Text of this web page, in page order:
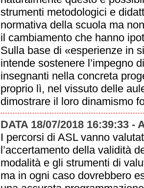
strumenti metodologici e
normativa della scuola ma
il cambiamento che hanno
Sulla base di «esperienze in
intende sostenere l’impegno
insegnanti nella concreta
proprio lì, nel vissuto delle
dimostrare il loro dinamismo
DATA 18/07/2018 16:39:33 -
I percorsi di ASL vanno
l’accertamento della validità
modalità e gli strumenti di
ma in ogni caso dovrebbero